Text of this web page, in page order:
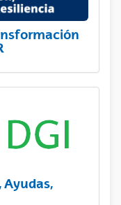
Ayudas,